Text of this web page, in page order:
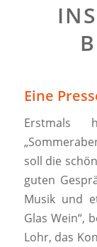
Eine
soll die
guten
Musik und
Glas Wein“,
Lohr, das